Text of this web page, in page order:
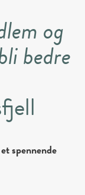
og
bedre
spennende